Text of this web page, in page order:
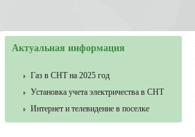
Актуальная информация
Газ в СНТ на 2025 год
Установка учета электричества в СНТ
Интернет и телевидение в поселке